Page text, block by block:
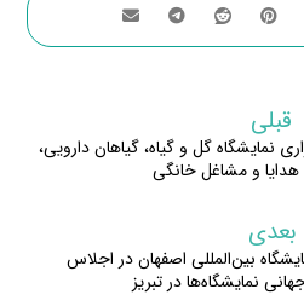
قبلی
نمایشگاه گل و گیاه، گیاهان دارویی،
هدایا و مشاغل خانگی
بعدی
بین‌المللی اصفهان در اجلاس
نمایشگاه‌ها در تبریز